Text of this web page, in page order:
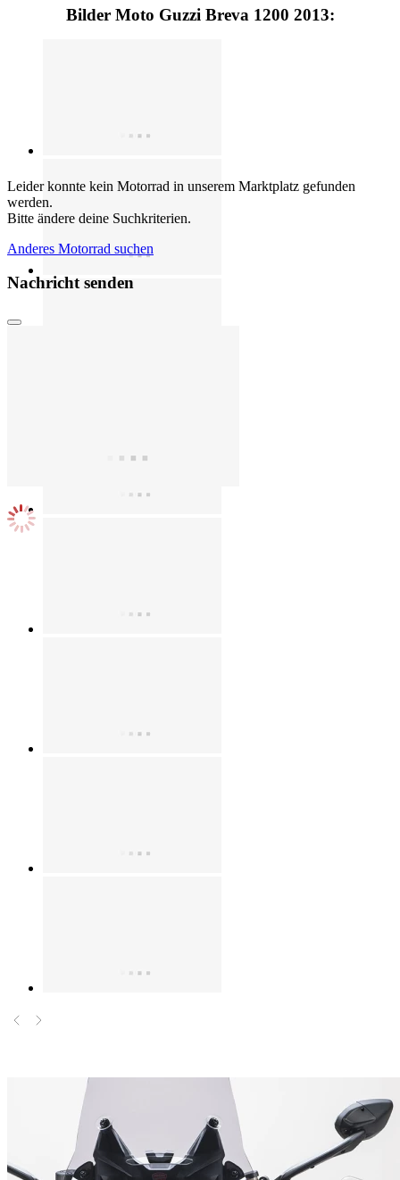
Bilder Moto Guzzi Breva 1200 2013:
Leider konnte kein Motorrad in unserem Marktplatz gefunden
werden.
Bitte ändere deine Suchkriterien.
Anderes Motorrad suchen
Nachricht senden